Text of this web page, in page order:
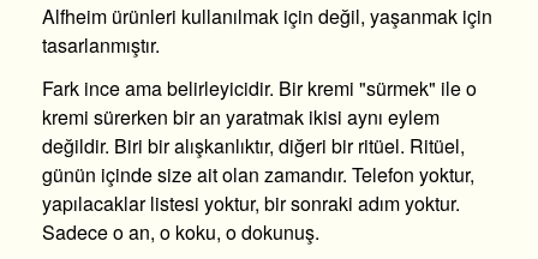
Alfheim ürünleri kullanılmak için değil, yaşanmak için
tasarlanmıştır.
Fark ince ama belirleyicidir. Bir kremi "sürmek" ile o
kremi sürerken bir an yaratmak ikisi aynı eylem
değildir. Biri bir alışkanlıktır, diğeri bir ritüel. Ritüel,
günün içinde size ait olan zamandır. Telefon yoktur,
yapılacaklar listesi yoktur, bir sonraki adım yoktur.
Sadece o an, o koku, o dokunuş.